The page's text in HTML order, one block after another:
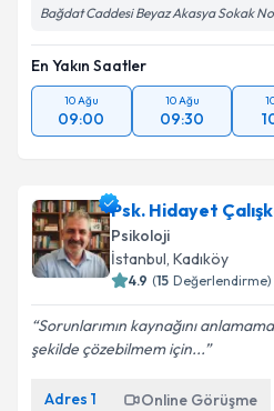
Bağdat Caddesi Beyaz Akasya Sokak
En Yakın Saatler
10 Ağu
09:00
10 Ağu
09:30
Psk. Hidayet
Psikoloji
İstanbul, Kadıköy
4.9 (15 Değerlendirme)
Sorunlarımın kaynağını
şekilde çözebilmem için...
Adres 1 Online Görüşme